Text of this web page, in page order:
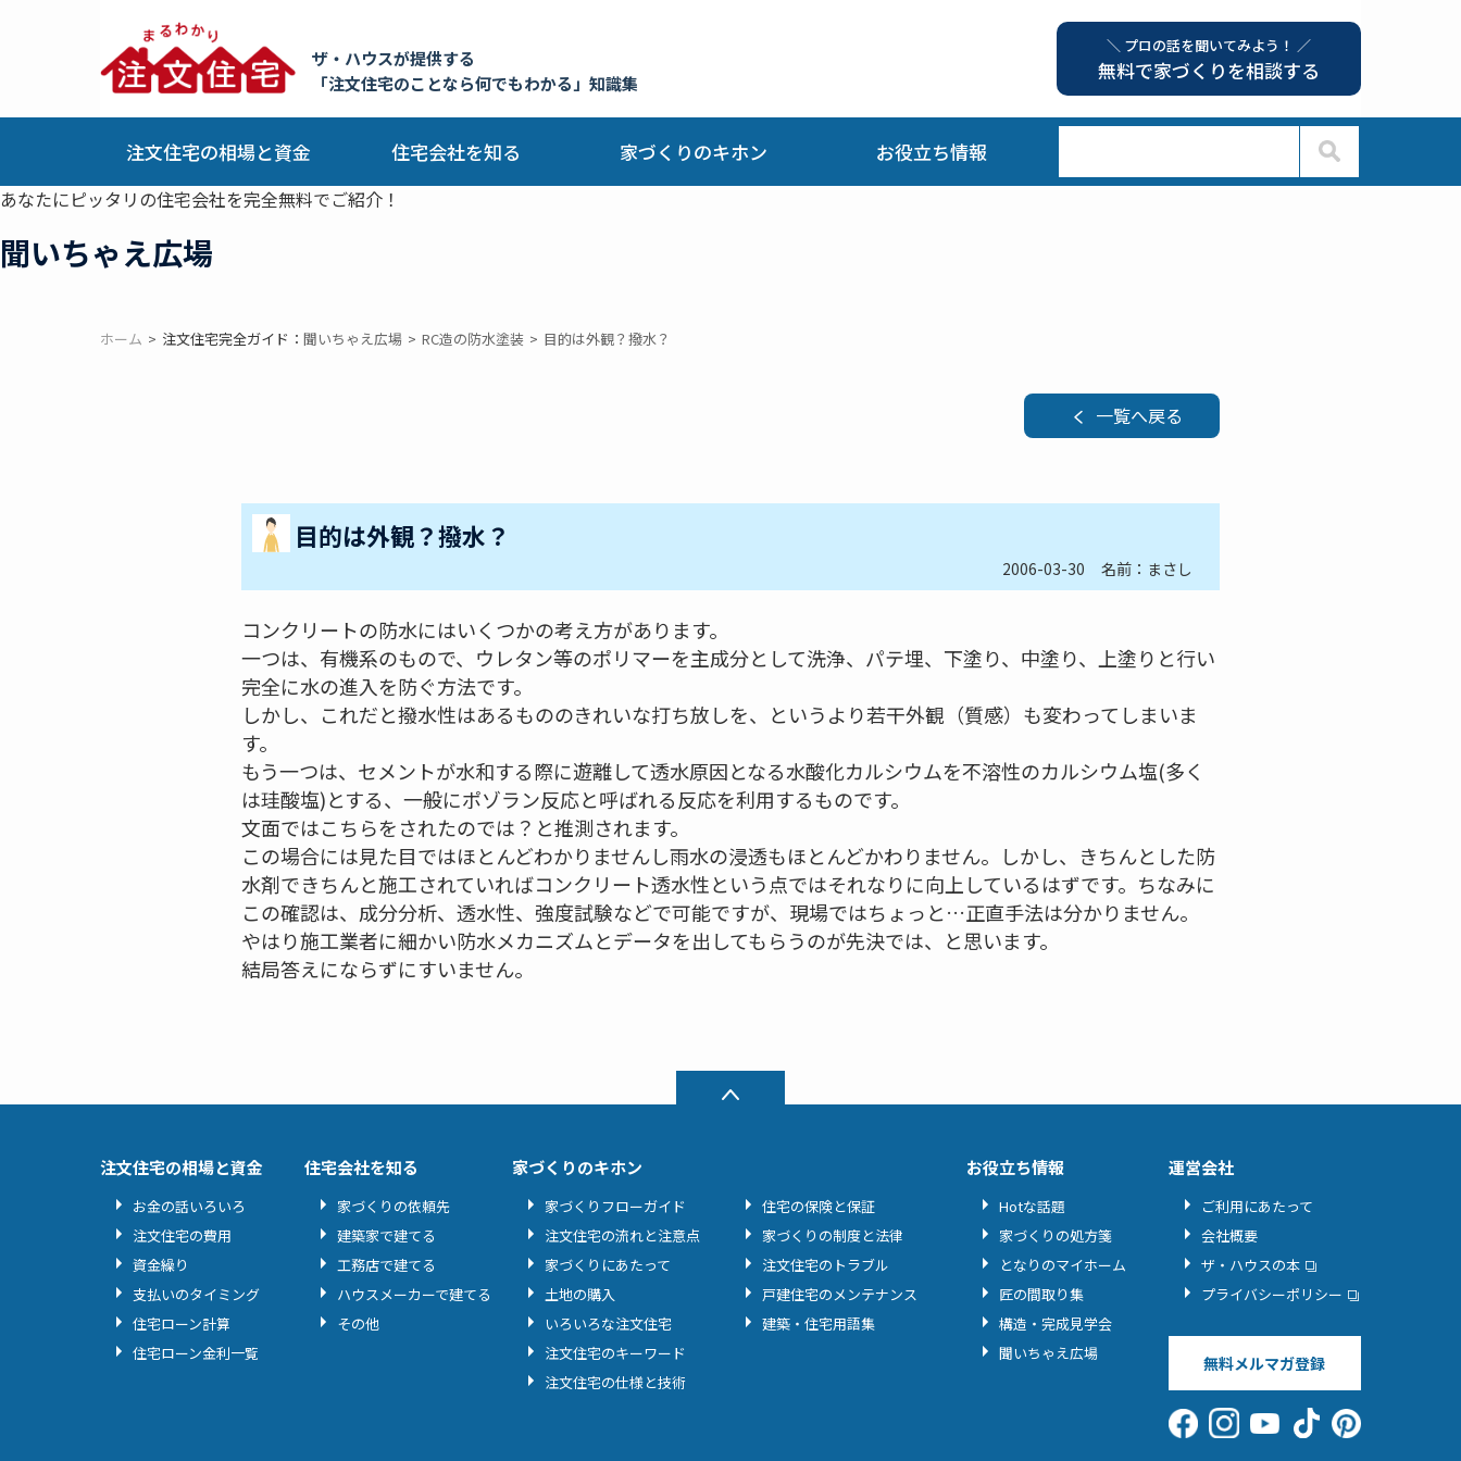
ザ・ハウスが提供する
「注文住宅のことなら何でもわかる」知識集
＼ プロの話を聞いてみよう！ ／
無料で家づくりを相談する
注文住宅の相場と資金 住宅会社を知る 家づくりのキホン お役立ち情報
あなたにピッタリの住宅会社を完全無料でご紹介！
聞いちゃえ広場
ホーム 注文住宅完全ガイド： 聞いちゃえ広場 RC造の防水塗装 目的は外観？撥水？
一覧へ戻る
目的は外観？撥水？
2006-03-30 名前：まさし
コンクリートの防水にはいくつかの考え方があります。
一つは、有機系のもので、ウレタン等のポリマーを主成分として洗浄、パテ埋、下塗り、中塗り、上塗りと行い
完全に水の進入を防ぐ方法です。
しかし、これだと撥水性はあるもののきれいな打ち放しを、というより若干外観（質感）も変わってしまいま
す。
もう一つは、セメントが水和する際に遊離して透水原因となる水酸化カルシウムを不溶性のカルシウム塩(多く
は珪酸塩)とする、一般にポゾラン反応と呼ばれる反応を利用するものです。
文面ではこちらをされたのでは？と推測されます。
この場合には見た目ではほとんどわかりませんし雨水の浸透もほとんどかわりません。しかし、きちんとした防
水剤できちんと施工されていればコンクリート透水性という点ではそれなりに向上しているはずです。ちなみに
この確認は、成分分析、透水性、強度試験などで可能ですが、現場ではちょっと…正直手法は分かりません。
やはり施工業者に細かい防水メカニズムとデータを出してもらうのが先決では、と思います。
結局答えにならずにすいません。
注文住宅の相場と資金
お金の話いろいろ
注文住宅の費用
資金繰り
支払いのタイミング
住宅ローン計算
住宅ローン金利一覧
住宅会社を知る
家づくりの依頼先
建築家で建てる
工務店で建てる
ハウスメーカーで建てる
その他
家づくりのキホン
家づくりフローガイド
注文住宅の流れと注意点
家づくりにあたって
土地の購入
いろいろな注文住宅
注文住宅のキーワード
注文住宅の仕様と技術
住宅の保険と保証
家づくりの制度と法律
注文住宅のトラブル
戸建住宅のメンテナンス
建築・住宅用語集
お役立ち情報
Hotな話題
家づくりの処方箋
となりのマイホーム
匠の間取り集
構造・完成見学会
聞いちゃえ広場
運営会社
ご利用にあたって
会社概要
ザ・ハウスの本
プライバシーポリシー
無料メルマガ登録